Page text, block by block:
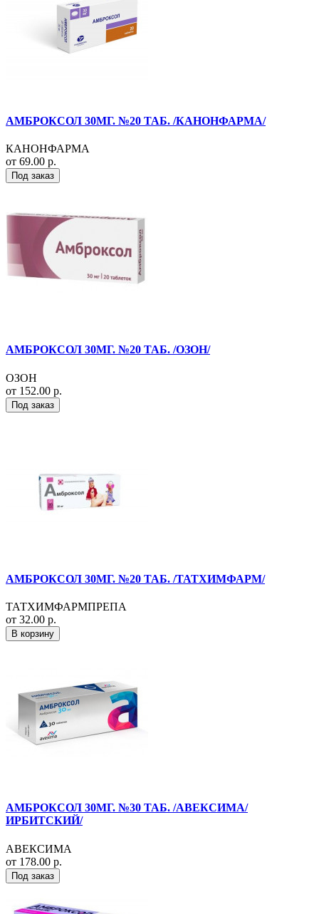
АМБРОКСОЛ 30МГ. №20 ТАБ. /КАНОНФАРМА/
КАНОНФАРМА
от 69.00 р.
Под заказ
АМБРОКСОЛ 30МГ. №20 ТАБ. /ОЗОН/
ОЗОН
от 152.00 р.
Под заказ
АМБРОКСОЛ 30МГ. №20 ТАБ. /ТАТХИМФАРМ/
ТАТХИМФАРМПРЕПА
от 32.00 р.
В корзину
АМБРОКСОЛ 30МГ. №30 ТАБ. /АВЕКСИМА/
ИРБИТСКИЙ/
АВЕКСИМА
от 178.00 р.
Под заказ